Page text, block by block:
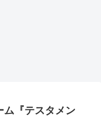
ム『テスタメン